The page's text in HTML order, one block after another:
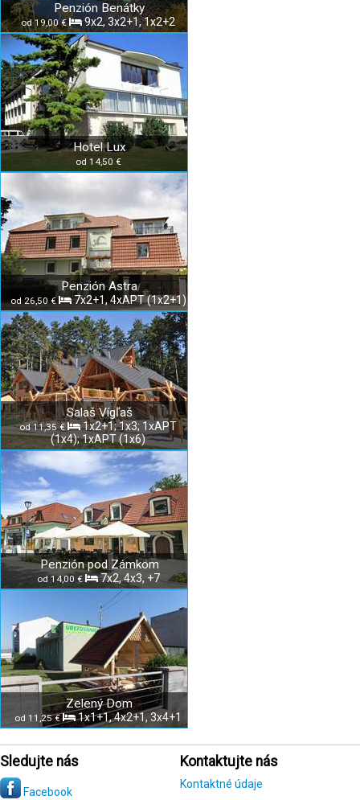
Penzión Benátky
od 19,00 € 9x2, 3x2+1, 1x2+2
Hotel Lux
od 14,50 €
Penzión Astra
od 26,50 € 7x2+1, 4xAPT (1x2+1)
Salaš Vígľaš
od 11,35 €
1x2+1; 1x3; 1xAPT
(1x4); 1xAPT (1x6)
Penzión pod Zámkom
od 14,00 € 7x2, 4x3, +7
Zelený Dom
od 11,25 € 1x1+1, 4x2+1, 3x4+1
Sledujte nás
Facebook
Kontaktujte nás
Kontaktné údaje